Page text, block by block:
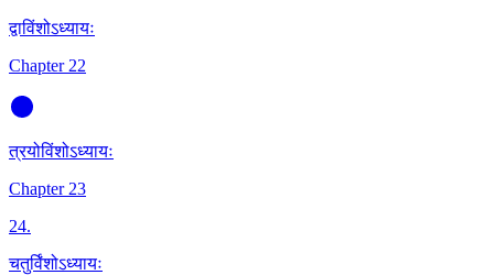
द्वाविंशोऽध्यायः
Chapter 22
त्रयोविंशोऽध्यायः
Chapter 23
24.
चतुर्विंशोऽध्यायः